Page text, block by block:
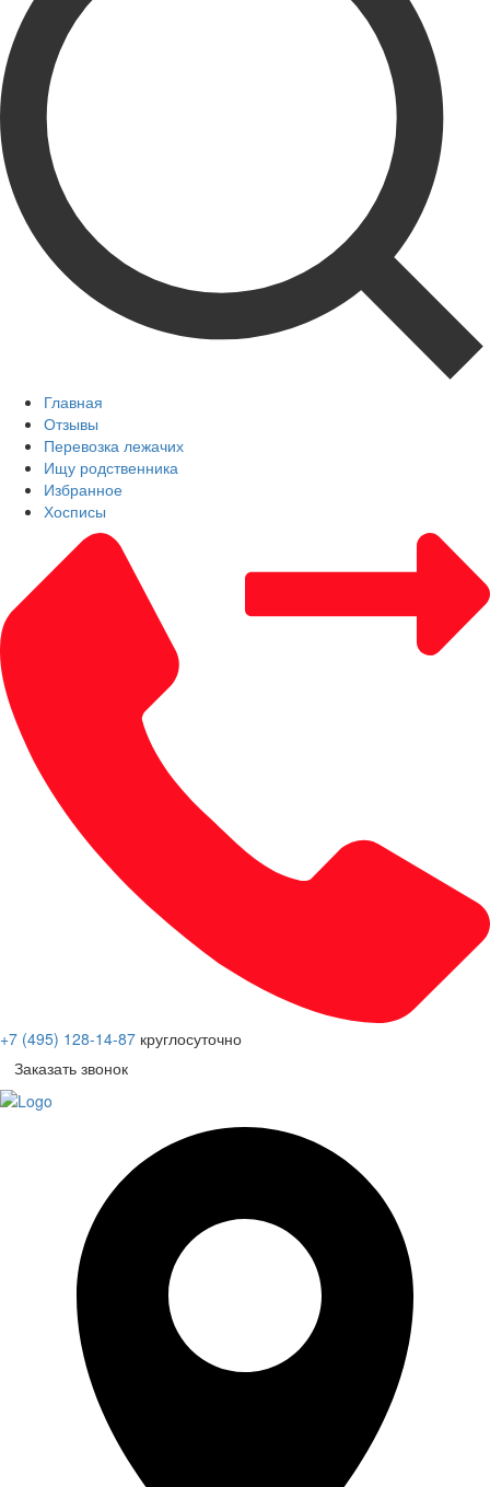
Главная
Отзывы
Перевозка лежачих
Ищу родственника
Избранное
Хосписы
+7 (495) 128-14-87 круглосуточно
Заказать звонок